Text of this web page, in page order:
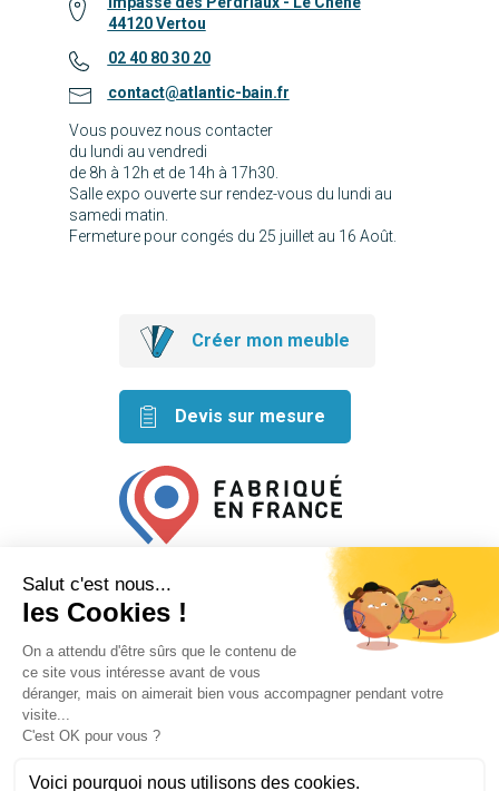
44120 Vertou
02 40 80 30 20
contact@atlantic-bain.fr
Vous pouvez nous contacter
du lundi au vendredi
de 8h à 12h et de 14h à 17h30.
Salle expo ouverte sur rendez-vous du lundi au
samedi matin.
Fermeture pour congés du 25 juillet au 16 Août.
Créer mon meuble
Devis sur mesure
Retrouvez nos idées créatives
sur les réseaux
Mentions légales